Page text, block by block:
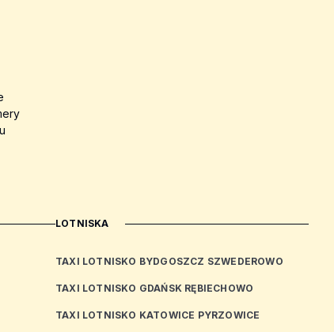
LOTNISKA
TAXI LOTNISKO BYDGOSZCZ SZWEDEROWO
TAXI LOTNISKO GDAŃSK RĘBIECHOWO
TAXI LOTNISKO KATOWICE PYRZOWICE